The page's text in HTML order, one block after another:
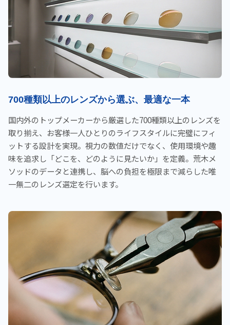
700種類以上のレンズから選ぶ、最適な一本
国内外のトップメーカーから厳選した700種類以上のレンズを
取り揃え、お客様一人ひとりのライフスタイルに完璧にフィ
ットする設計を実現。視力の数値だけでなく、使用環境や趣
味を追求し「どこを、どのように見たいか」を定義。荒木メ
ソッドのデータと連携し、脳への負担を極限まで減らした唯
一無二のレンズ選定を行います。